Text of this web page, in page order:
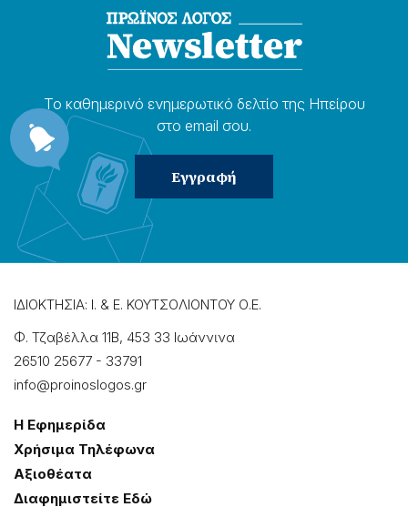
Το καθημερɩνό ενημερωτɩκό δελτίο της Ηπείρου
στο email σου.
ΙΔΙΟΚΤΗΣΙΑ: Ι. & Ε. ΚΟΥΤΣΟΛΙΟΝΤΟΥ Ο.Ε.
Φ. Τζαβέλλα 11Β, 453 33 Ιωάννɩνα
26510 25677 - 33791
info@proinoslogos.gr
Η Εφημερίδα
Χρήσɩμα Τηλέφωνα
Αξɩοθέατα
Δɩαφημɩστείτε Εδώ